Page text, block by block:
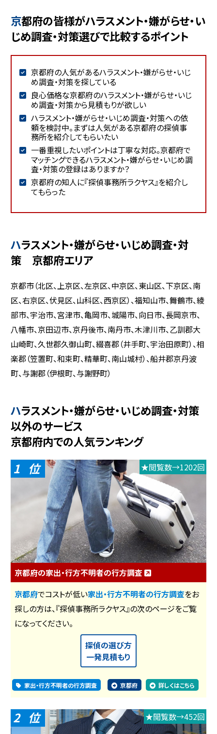
京都府の皆様がハラスメント・嫌がらせ・い
じめ調査・対策選びで比較するポイント
京都府の人気があるハラスメント・嫌がらせ・いじ
め調査・対策を探している
良心価格な京都府のハラスメント・嫌がらせ・いじ
め調査・対策から見積もりが欲しい
ハラスメント・嫌がらせ・いじめ調査・対策への依
頼を検討中。まずは人気がある京都府の探偵事
務所を紹介してもらいたい
一番重視したいポイントは丁寧な対応。京都府で
マッチングできるハラスメント・嫌がらせ・いじめ調
査・対策の登録はありますか？
京都府の知人に『探偵事務所ラクヤス』を紹介し
てもらった
ハラスメント・嫌がらせ・いじめ調査・対
策 京都府エリア
京都市（北区、上京区、左京区、中京区、東山区、下京区、南
区、右京区、伏見区、山科区、西京区）、福知山市、舞鶴市、綾
部市、宇治市、宮津市、亀岡市、城陽市、向日市、長岡京市、
八幡市、京田辺市、京丹後市、南丹市、木津川市、乙訓郡大
山崎町、久世郡久御山町、綴喜郡（井手町、宇治田原町）、相
楽郡（笠置町、和束町、精華町、南山城村）、船井郡京丹波
町、与謝郡（伊根町、与謝野町）
ハラスメント・嫌がらせ・いじめ調査・対策
以外のサービス
京都府内での人気ランキング
1 ★閲覧数→1202回
京都府の家出・行方不明者の行方調査
京都府でコストが低い家出・行方不明者の行方調査をお
探しの方は、『探偵事務所ラクヤス』の次のページをご覧
になってください。
探偵の選び方
一発見積もり
家出・行方不明者の行方調査 京都府 詳しくはこちら
2 ★閲覧数→452回